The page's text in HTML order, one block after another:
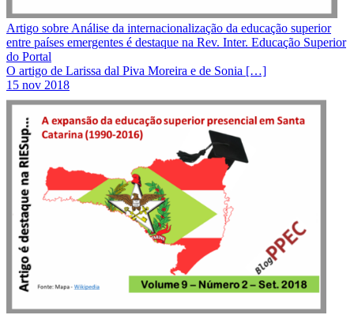
Artigo sobre Análise da internacionalização da educação superior
entre países emergentes é destaque na Rev. Inter. Educação Superior
do Portal
O artigo de Larissa dal Piva Moreira e de Sonia […]
15 nov 2018